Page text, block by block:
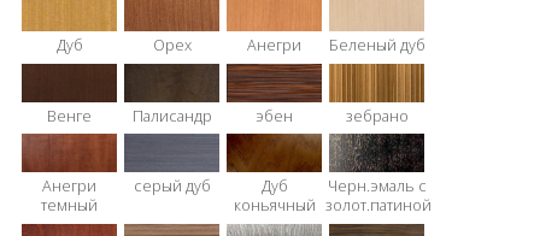
Дуб Орех Анегри Беленый дуб
Венге Палисандр эбен зебрано
Анегри
темный
серый дуб
Дуб
коньячный
Черн.эмаль с
золот.патиной